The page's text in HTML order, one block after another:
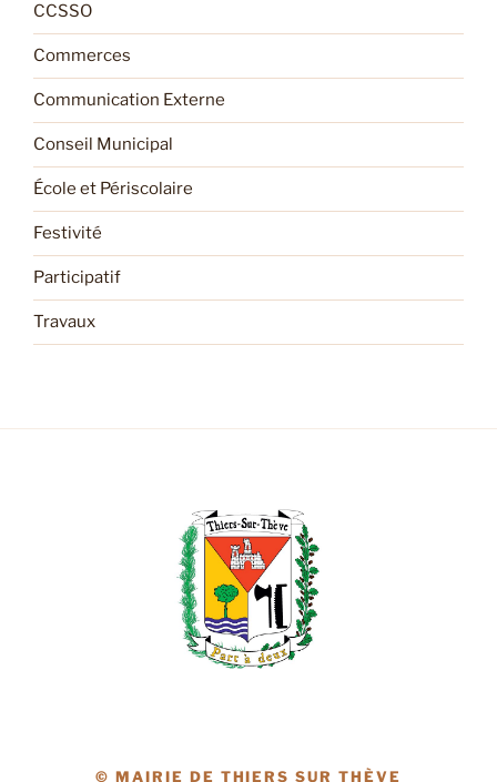
CCSSO
Commerces
Communication Externe
Conseil Municipal
École et Périscolaire
Festivité
Participatif
Travaux
© MAIRIE DE THIERS SUR THÈVE